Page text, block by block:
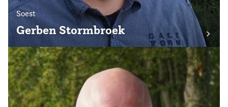
Soest
Gerben Stormbroek